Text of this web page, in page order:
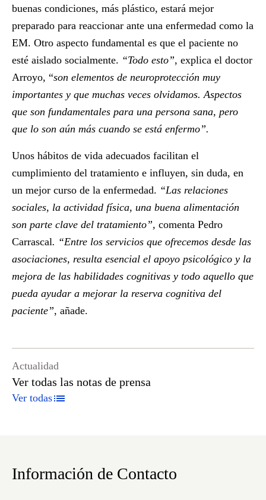
buenas condiciones, más plástico, estará mejor
preparado para reaccionar ante una enfermedad como la
EM. Otro aspecto fundamental es que el paciente no
esté aislado socialmente. “Todo esto”, explica el doctor
Arroyo, “son elementos de neuroprotección muy
importantes y que muchas veces olvidamos. Aspectos
que son fundamentales para una persona sana, pero
que lo son aún más cuando se está enfermo”.
Unos hábitos de vida adecuados facilitan el
cumplimiento del tratamiento e influyen, sin duda, en
un mejor curso de la enfermedad. “Las relaciones
sociales, la actividad física, una buena alimentación
son parte clave del tratamiento”, comenta Pedro
Carrascal. “Entre los servicios que ofrecemos desde las
asociaciones, resulta esencial el apoyo psicológico y la
mejora de las habilidades cognitivas y todo aquello que
pueda ayudar a mejorar la reserva cognitiva del
paciente”, añade.
Actualidad
Ver todas las notas de prensa
Ver todas
Información de Contacto